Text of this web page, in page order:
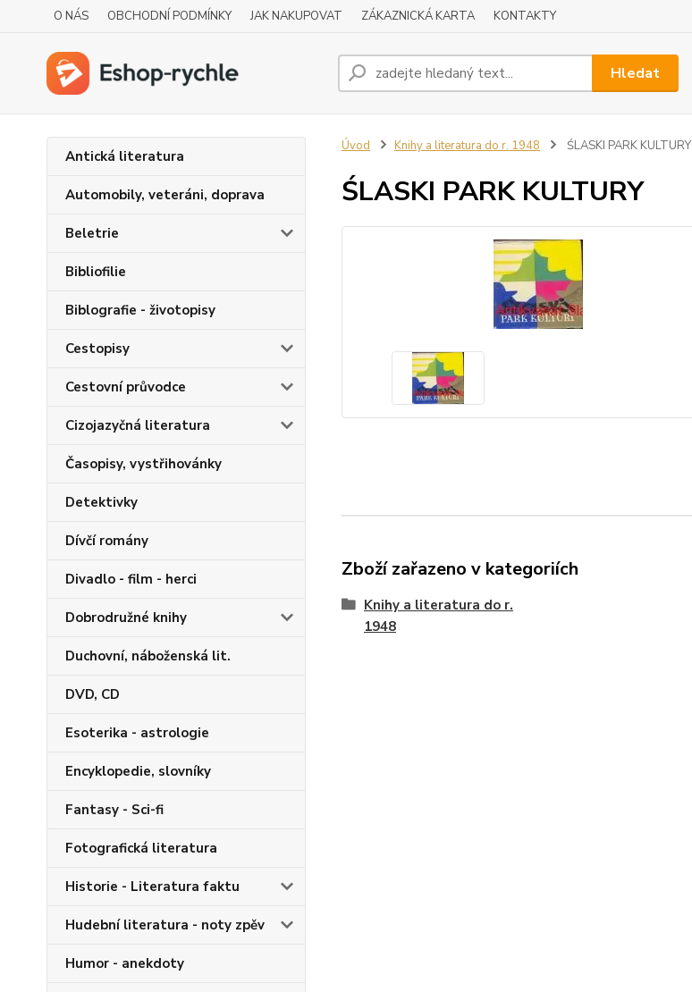
O NÁS OBCHODNÍ PODMÍNKY JAK NAKUPOVAT ZÁKAZNICKÁ KARTA KONTAKTY
Hledat
Antická literatura
Automobily, veteráni, doprava
Beletrie
Bibliofilie
Biblografie - životopisy
Cestopisy
Cestovní průvodce
Cizojazyčná literatura
Časopisy, vystřihovánky
Detektivky
Dívčí romány
Divadlo - film - herci
Dobrodružné knihy
Duchovní, náboženská lit.
DVD, CD
Esoterika - astrologie
Encyklopedie, slovníky
Fantasy - Sci-fi
Fotografická literatura
Historie - Literatura faktu
Hudební literatura - noty zpěv
Humor - anekdoty
Úvod Knihy a literatura do r. 1948 ŚLASKI PARK KULTURY
ŚLASKI PARK KULTURY
Zboží zařazeno v kategoriích
Knihy a literatura do r.
1948